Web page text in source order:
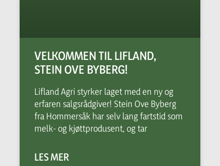
VELKOMMEN TIL LIFLAND,
STEIN OVE BYBERG!
Lifland Agri styrker laget med en ny og
erfaren salgsrådgiver! Stein Ove Byberg
fra Hommersåk har selv lang fartstid som
melk- og kjøttprodusent, og tar
LES MER